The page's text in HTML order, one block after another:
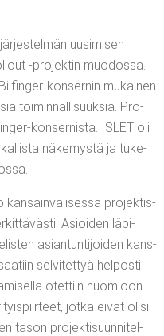
uusi­mi­sen
‑pro­jek­tin muo­dos­sa.
kon­ser­nin mukai­nen
toi­min­nal­li­suuk­sia. Pro­
kon­ser­nis­ta. ISLET oli
näke­mys­tä ja tuke­
kan­sain­vä­li­ses­sä pro­jek­tis­
Asioi­den läpi­
asian­tun­ti­joi­den kans­
sel­vi­tet­tyä hel­pos­ti
otet­tiin huo­mioon
jot­ka eivät oli­si
tason pro­jek­ti­suun­ni­tel­